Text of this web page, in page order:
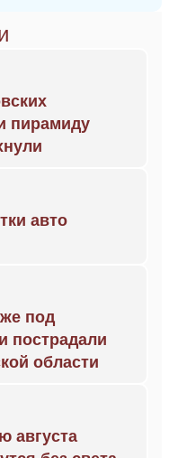
пирамиду
авто
под
пострадали
области
августа